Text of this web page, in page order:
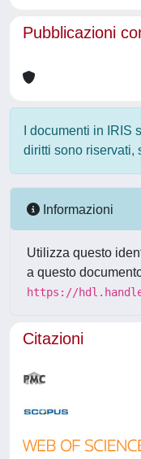
Pubblicazioni
I documenti in IRIS
diritti sono riservati,
Informazioni
Utilizza questo
a questo
https://
Citazioni